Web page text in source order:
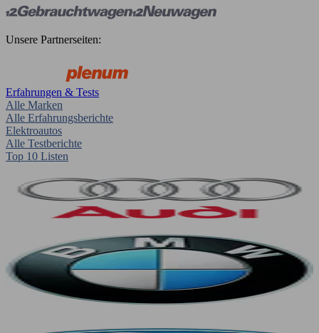
Unsere Partnerseiten:
Erfahrungen & Tests
Alle Marken
Alle Erfahrungsberichte
Elektroautos
Alle Testberichte
Top 10 Listen